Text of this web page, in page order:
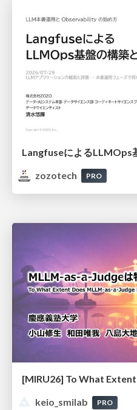
LangfuseによるLLMOps
zozotech
PRO
keio_smilab
PRO